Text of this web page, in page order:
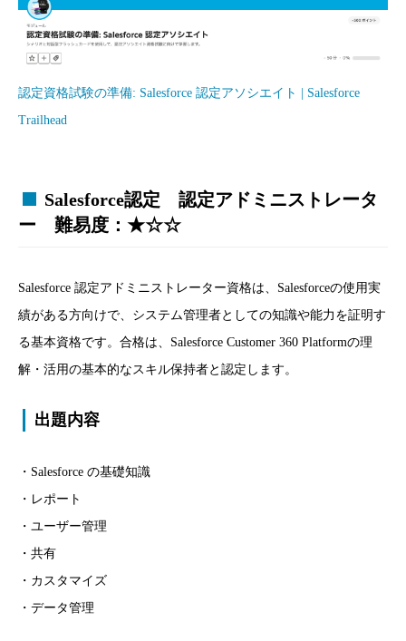
認定資格試験の準備: Salesforce 認定アソシエイト | Salesforce
Trailhead
Salesforce認定 認定アドミニストレータ
ー 難易度：★☆☆
Salesforce 認定アドミニストレーター資格は、Salesforceの使用実
績がある方向けで、システム管理者としての知識や能力を証明す
る基本資格です。合格は、Salesforce Customer 360 Platformの理
解・活用の基本的なスキル保持者と認定します。
出題内容
・Salesforce の基礎知識
・レポート
・ユーザー管理
・共有
・カスタマイズ
・データ管理